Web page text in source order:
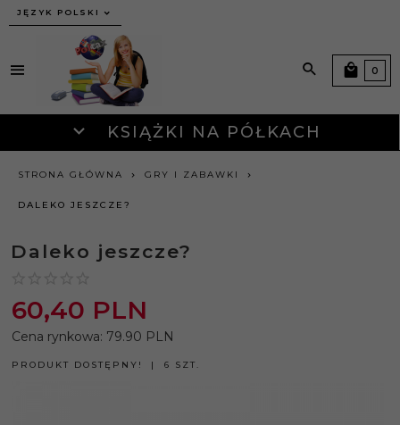
JĘZYK POLSKI
KSIĄŻKI NA PÓŁKACH
0
STRONA GŁÓWNA GRY I ZABAWKI
DALEKO JESZCZE?
Daleko jeszcze?
60,40 PLN
Cena rynkowa: 79.90 PLN
PRODUKT DOSTĘPNY! 6 SZT.